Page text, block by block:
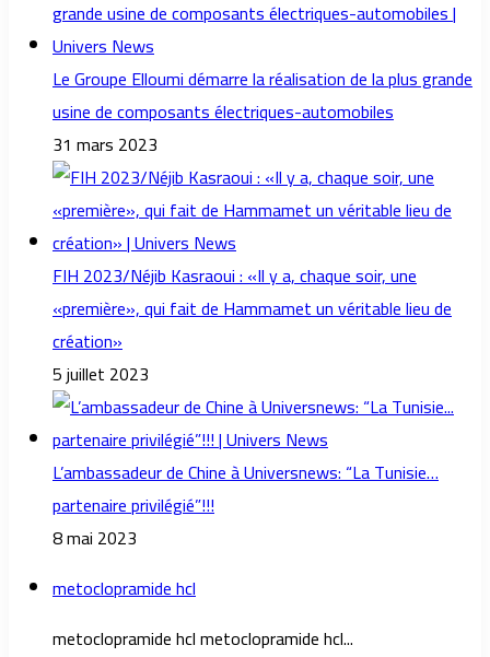
Le Groupe Elloumi démarre la réalisation de la plus grande
usine de composants électriques-automobiles
31 mars 2023
FIH 2023/Néjib Kasraoui : «Il y a, chaque soir, une
«première», qui fait de Hammamet un véritable lieu de
création»
5 juillet 2023
L’ambassadeur de Chine à Universnews: “La Tunisie…
partenaire privilégié”!!!
8 mai 2023
metoclopramide hcl
metoclopramide hcl metoclopramide hcl...